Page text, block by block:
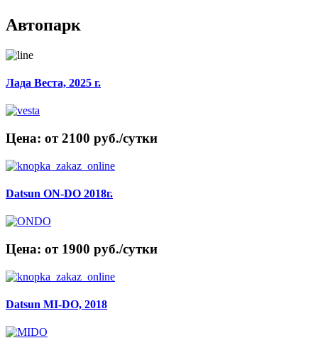
Автопарк
Лада Веста, 2025 г.
Цена: от 2100 руб./сутки
Datsun ON-DO 2018г.
Цена: от 1900 руб./сутки
Datsun MI-DO, 2018